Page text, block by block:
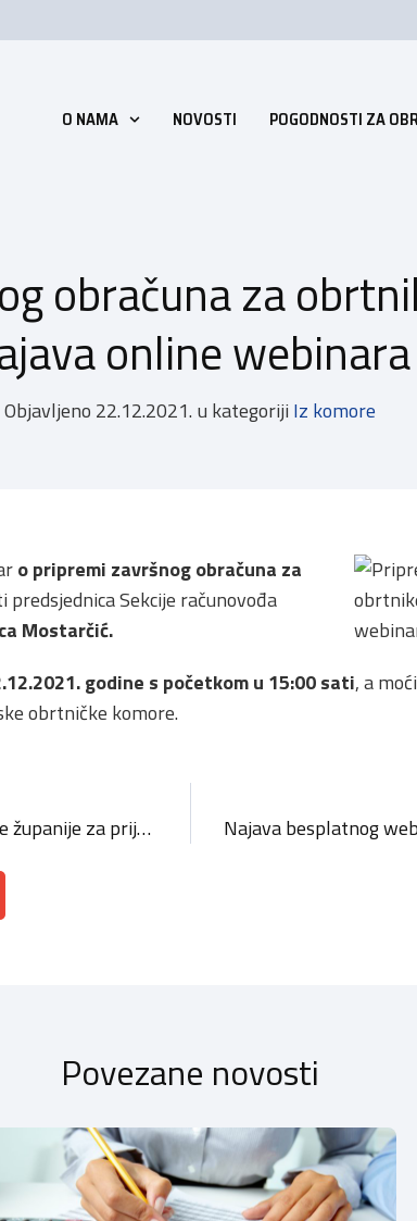
O NAMA NOVOSTI POGODNOSTI ZA
obračuna za
online webinara
Objavljeno 22.12.2021. u kategoriji Iz komore
o pripremi završnog obračuna za
predsjednica Sekcije računovođa
Mostarčić.
godine s početkom u 15:00 sati, a
obrtničke komore.
Javni poziv Primorsko-goranske županije za prijavu na programe kreditiranja “Poduzetništvo mladih, žena i početnika” i “Obrtna sredstva”
Povezane novosti